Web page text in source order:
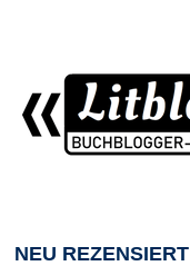
NEU REZENSIERT